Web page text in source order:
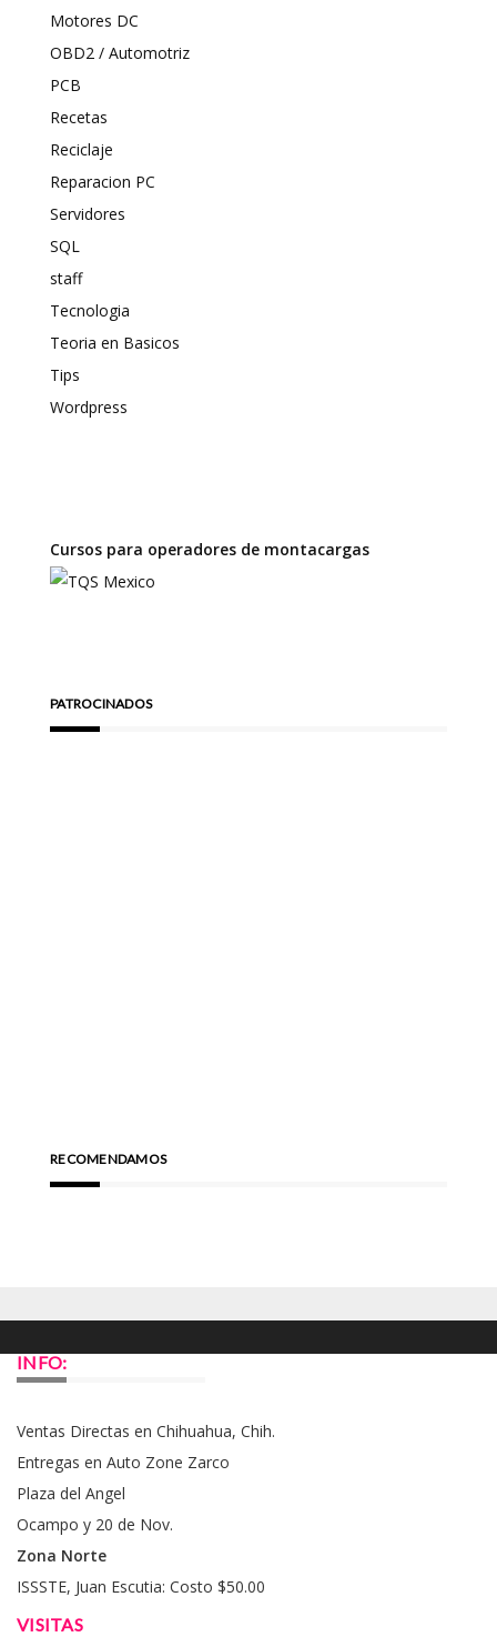
Motores DC
OBD2 / Automotriz
PCB
Recetas
Reciclaje
Reparacion PC
Servidores
SQL
staff
Tecnologia
Teoria en Basicos
Tips
Wordpress
Cursos para operadores de montacargas
PATROCINADOS
RECOMENDAMOS
INFO:
Ventas Directas en Chihuahua, Chih.
Entregas en Auto Zone Zarco
Plaza del Angel
Ocampo y 20 de Nov.
Zona Norte
ISSSTE, Juan Escutia: Costo $50.00
VISITAS